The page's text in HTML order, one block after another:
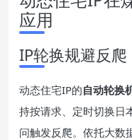
应用
IP轮换规避反
动态住宅IP的自动轮换
持按请求、定时切换日
问触发反爬。依托大数